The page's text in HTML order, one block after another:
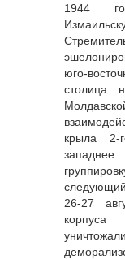
1944
юго-
столица
крыла 2-
26-27
корпуса